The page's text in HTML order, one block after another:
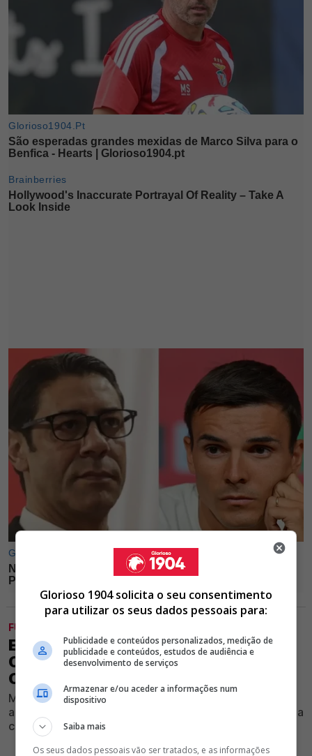
FUTEBOL
EXCLUSIVO GLORIOSO 1904 -
OLYMPIACOS INTERESSADO EM
COMPRAR EXTREMO DO BENFICA
Maior campeão do futebol grego mostra interesse na
aquisição de avançado encarnado, apesar de haver uma
contrariedade que pode dificultar negócio
Glorioso 1904 solicita o seu consentimento
para utilizar os seus dados pessoais para:
Publicidade e conteúdos personalizados, medição de
publicidade e conteúdos, estudos de audiência e
desenvolvimento de serviços
Armazenar e/ou aceder a informações num
dispositivo
Saiba mais
Os seus dados pessoais vão ser tratados, e as informações